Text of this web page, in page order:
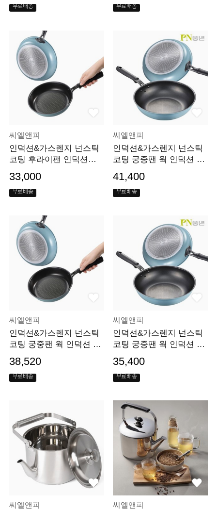
무료배송 무료배송
씨엘앤피
인덕션&가스렌지 넌스틱
코팅 후라이팬 인덕션팬 I
33,000
무료배송
씨엘앤피
인덕션&가스렌지 넌스틱
코팅 궁중팬 웍 인덕션 웍
41,400
무료배송
씨엘앤피
인덕션&가스렌지 넌스틱
코팅 궁중팬 웍 인덕션 웍
팬 IH 28cm
38,520
무료배송
씨엘앤피
인덕션&가스렌지 넌스틱
코팅 궁중팬 웍 인덕션 웍
팬 IH 24cm
35,400
무료배송
씨엘앤피 씨엘앤피